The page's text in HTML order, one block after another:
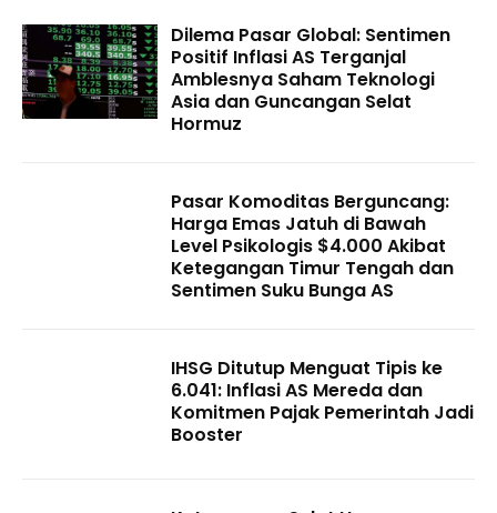
Dilema Pasar Global: Sentimen
Positif Inflasi AS Terganjal
Amblesnya Saham Teknologi
Asia dan Guncangan Selat
Hormuz
Pasar Komoditas Berguncang:
Harga Emas Jatuh di Bawah
Level Psikologis $4.000 Akibat
Ketegangan Timur Tengah dan
Sentimen Suku Bunga AS
IHSG Ditutup Menguat Tipis ke
6.041: Inflasi AS Mereda dan
Komitmen Pajak Pemerintah Jadi
Booster